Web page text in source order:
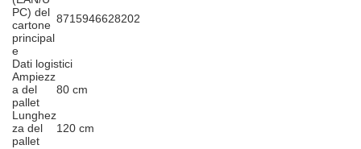
PC) del
cartone
principal
e
8715946628202
Dati logistici
Ampiezz
a del
pallet
80 cm
Lunghez
za del
pallet
120 cm